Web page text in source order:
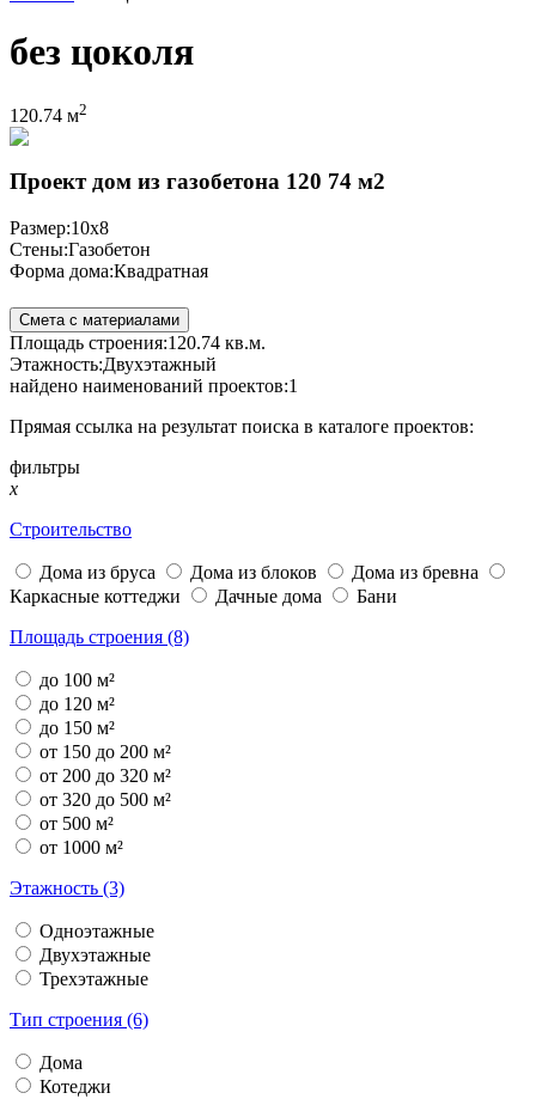
без цоколя
120.74 м2
Проект дом из газобетона 120 74 м2
Размер:10x8
Стены:Газобетон
Форма дома:Квадратная
Смета с материалами
Площадь строения:120.74 кв.м.
Этажность:Двухэтажный
найдено наименований проектов:1
Прямая ссылка на результат поиска в каталоге проектов:
фильтры
x
Строительство
Дома из бруса Дома из блоков
Дома из бревна
Каркасные коттеджи
Дачные дома
Бани
Площадь строения (8)
до 100 м²
до 120 м²
до 150 м²
от 150 до 200 м²
от 200 до 320 м²
от 320 до 500 м²
от 500 м²
от 1000 м²
Этажность (3)
Одноэтажные
Двухэтажные
Трехэтажные
Тип строения (6)
Дома
Котеджи